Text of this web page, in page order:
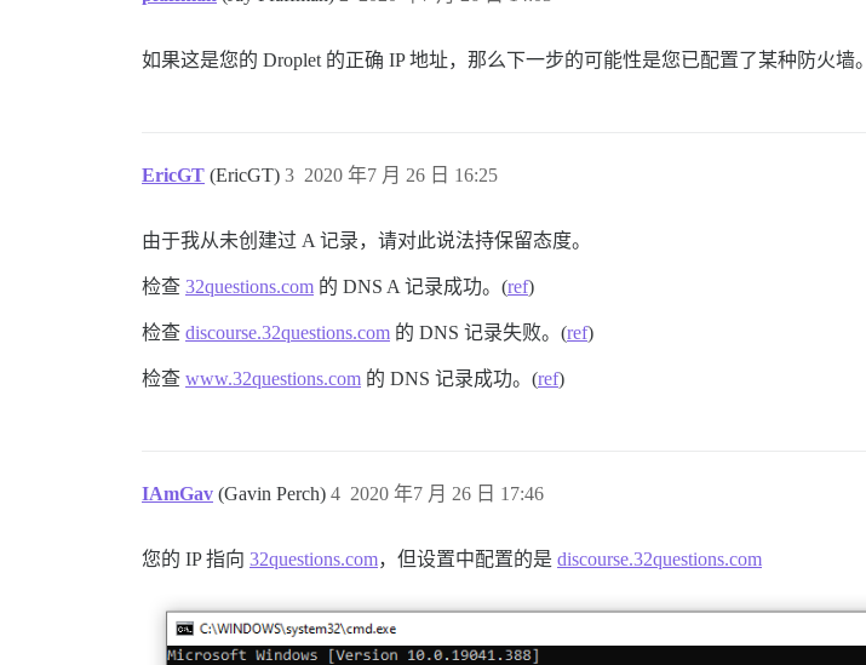
如果这是您的 Droplet 的正确 IP 地址，那么下一步的可能性是您已配置了某种防火墙。
EricGT (EricGT) 2020 年7 月 26 日 16:25
3
由于我从未创建过 A 记录，请对此说法持保留态度。
检查 32questions.com 的 DNS A 记录成功。(ref)
检查 discourse.32questions.com 的 DNS 记录失败。(ref)
检查 www.32questions.com 的 DNS 记录成功。(ref)
IAmGav (Gavin Perch) 2020 年7 月 26 日 17:46
4
您的 IP 指向 32questions.com，但设置中配置的是 discourse.32questions.com